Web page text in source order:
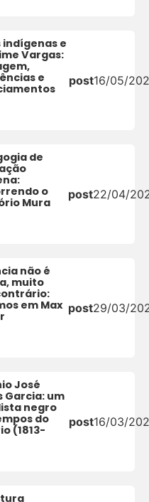
indígenas e
Vargas:
e
post16/05/
de
o
Mura
post22/04/
não é
muito
em Max post29/03/
José
Garcia: um
negro
do
(1813-
post16/03/